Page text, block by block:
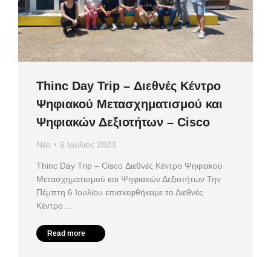
Thinc Day Trip – Διεθνές Κέντρο
Ψηφιακού Μετασχηματισμού και
Ψηφιακών Δεξιοτήτων – Cisco
Νέα 6 Ιούλιος 2023
Thinc Day Trip – Cisco Διεθνές Κέντρο Ψηφιακού
Μετασχηματισμού και Ψηφιακών Δεξιοτήτων Την
Πέμπτη 6 Ιουλίου επισκεφθήκαμε το Διεθνές
Κέντρο…
Read more